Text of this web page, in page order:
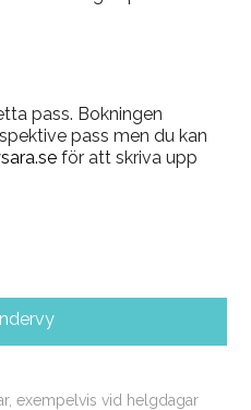
pass. Bokningen
pass men du kan
för att skriva upp
exempelvis vid helgdagar